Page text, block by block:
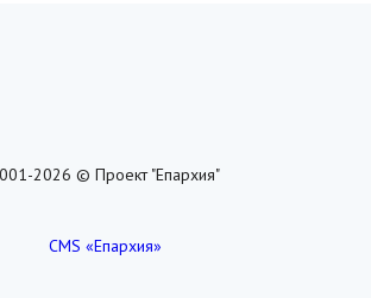
2026 © Проект "Епархия"
CMS «Епархия»